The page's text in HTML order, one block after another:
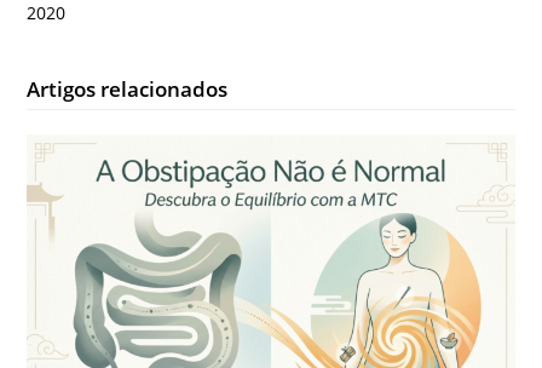
2020
Artigos relacionados